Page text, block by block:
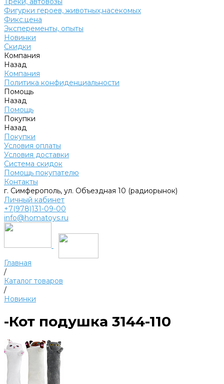
Фигурки героев, животных,насекомых
Фикс.цена
Эксперементы, опыты
Новинки
Скидки
Компания
Назад
Компания
Политика конфиденциальности
Помощь
Назад
Помощь
Покупки
Назад
Покупки
Условия оплаты
Условия доставки
Система скидок
Помощь покупателю
Контакты
г. Симферополь, ул. Объездная 10 (радиорынок)
Личный кабинет
+7(978)131-09-00
info@homatoys.ru
Главная
/
Каталог товаров
/
Новинки
-Кот подушка 3144-110